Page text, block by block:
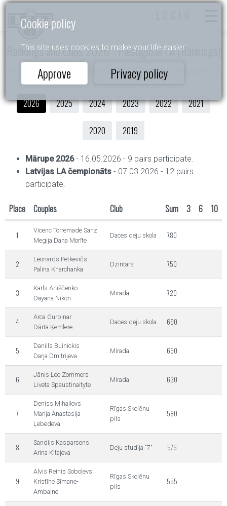
Cookie policy
This site uses cookies to make your life easier.
Approve Privacy policy
Rankings and Cups 2026 - Pieaugušie LA (Rankings)
- Rankings and Cups - 2026 - Rankings - Pieaugušie LA
2026 2025 2024 2023 2022 2021
2020 2019
Mārupe 2026- 16.05.2026 - 9 pairs participate.
Latvijas LA čempionāts - 07.03.2026 - 12 pairs
participate.
Place Couples Club Sum 3 6 10
1
Vicenc Torremade Sanz
Megija Dana Morīte
Daces deju skola 780
2
Leonards Petkevičs
Palina Kharchanka
Dzintars 750
3
Karls Aņiščenko
Dayana Nikon
Mirada 720
4
Arca Gurpinar
Dārta Ķemlere
Daces deju skola 690
5
Daniils Buinickis
Darja Dmitrijeva
Mirada 660
6
Jānis Leo Zommers
Liveta Spaustinaityte
Mirada 630
7
Deniss Mihailovs
Marija Anastasija
Ļebedeva
Rīgas Skolēnu
pils
580
8
Sandijs Kasparsons
Arina Kitajeva
Deju studija "7" 575
9
Alvis Reinis Soboļevs
Kristīne Sīmane-
Ambaine
Rīgas Skolēnu
pils
555